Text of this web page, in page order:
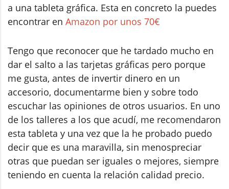
a una tableta gráfica. Esta en concreto la puedes
encontrar en Amazon por unos 70€
Tengo que reconocer que he tardado mucho en
dar el salto a las tarjetas gráficas pero porque
me gusta, antes de invertir dinero en un
accesorio, documentarme bien y sobre todo
escuchar las opiniones de otros usuarios. En uno
de los talleres a los que acudí, me recomendaron
esta tableta y una vez que la he probado puedo
decir que es una maravilla, sin menospreciar
otras que puedan ser iguales o mejores, siempre
teniendo en cuenta la relación calidad precio.